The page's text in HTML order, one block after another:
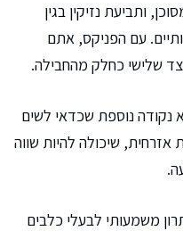
ותביעת נזיקין בגין
עם הפניקס, אתם
צד שלישי כחלק מהחבילה.
נקודה נוספת שכדאי לשים
שיכולה להיות שווה
משמעותי לבעלי כלבים